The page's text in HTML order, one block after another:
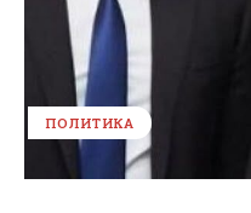
ПОЛИТИКА